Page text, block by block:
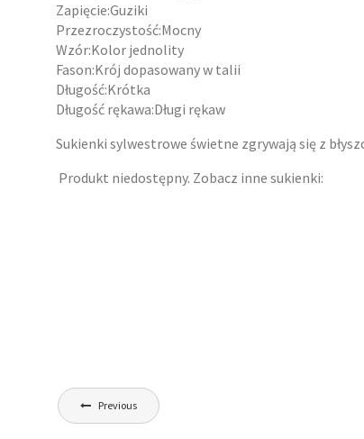
Zapięcie:Guziki
Przezroczystość:Mocny
Wzór:Kolor jednolity
Fason:Krój dopasowany w talii
Długość:Krótka
Długość rękawa:Długi rękaw
Sukienki sylwestrowe świetne zgrywają się z
Produkt niedostępny. Zobacz inne sukienki:
Nawigacja
wpisu
Previous